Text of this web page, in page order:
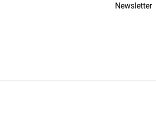
Newsletter